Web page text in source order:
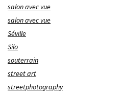
salon avec vue
salon avec vue
Séville
Silo
souterrain
street art
streetphotography